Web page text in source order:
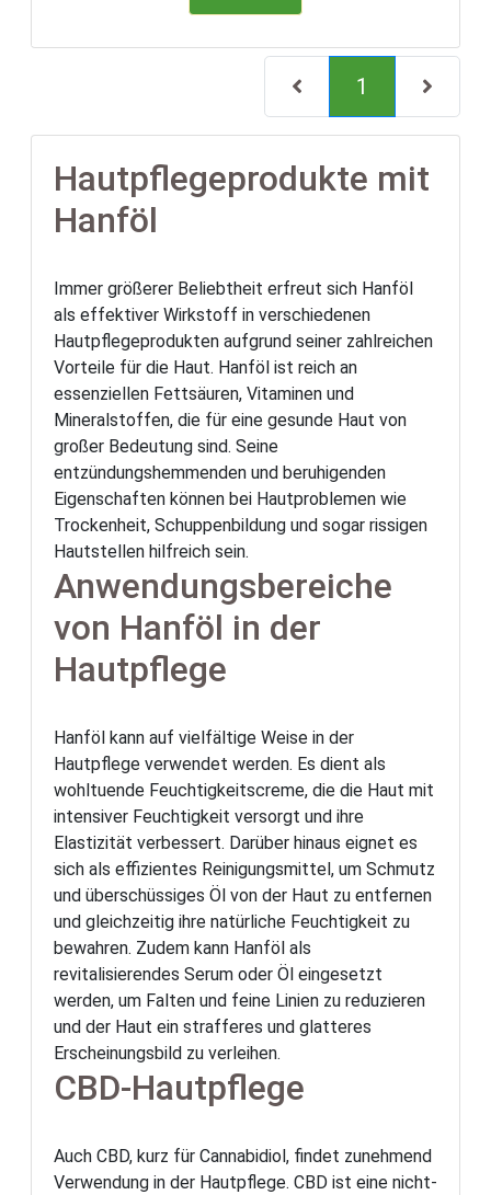
1 (current)
Hautpflegeprodukte mit
Hanföl
Immer größerer Beliebtheit erfreut sich Hanföl
als effektiver Wirkstoff in verschiedenen
Hautpflegeprodukten aufgrund seiner zahlreichen
Vorteile für die Haut. Hanföl ist reich an
essenziellen Fettsäuren, Vitaminen und
Mineralstoffen, die für eine gesunde Haut von
großer Bedeutung sind. Seine
entzündungshemmenden und beruhigenden
Eigenschaften können bei Hautproblemen wie
Trockenheit, Schuppenbildung und sogar rissigen
Hautstellen hilfreich sein.
Anwendungsbereiche
von Hanföl in der
Hautpflege
Hanföl kann auf vielfältige Weise in der
Hautpflege verwendet werden. Es dient als
wohltuende Feuchtigkeitscreme, die die Haut mit
intensiver Feuchtigkeit versorgt und ihre
Elastizität verbessert. Darüber hinaus eignet es
sich als effizientes Reinigungsmittel, um Schmutz
und überschüssiges Öl von der Haut zu entfernen
und gleichzeitig ihre natürliche Feuchtigkeit zu
bewahren. Zudem kann Hanföl als
revitalisierendes Serum oder Öl eingesetzt
werden, um Falten und feine Linien zu reduzieren
und der Haut ein strafferes und glatteres
Erscheinungsbild zu verleihen.
CBD-Hautpflege
Auch CBD, kurz für Cannabidiol, findet zunehmend
Verwendung in der Hautpflege. CBD ist eine nicht-